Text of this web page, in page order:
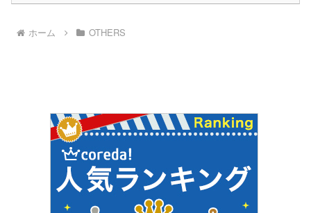
ホーム OTHERS